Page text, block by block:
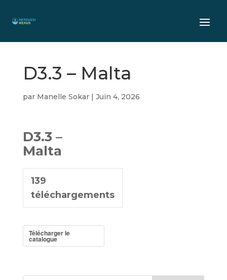
D3.3 – Malta
par Manelle Sokar| Juin 4, 2026
D3.3 –
Malta
139
téléchargements
Télécharger le
catalogue